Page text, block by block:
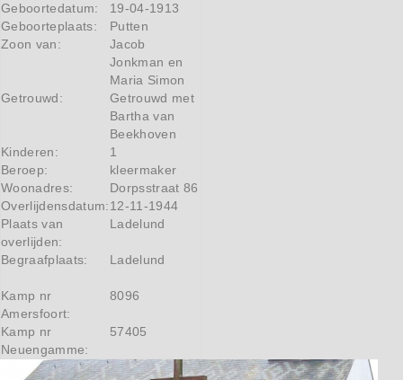
Geboortedatum:
19-04-1913
Geboorteplaats:
Putten
Zoon van:
Jacob
Jonkman en
Maria Simon
Getrouwd:
Getrouwd met
Bartha van
Beekhoven
Kinderen:
1
Beroep:
kleermaker
Woonadres:
Dorpsstraat 86
Overlijdensdatum:12-11-1944
Plaats van
overlijden:
Ladelund
Begraafplaats: Ladelund
Kamp nr
Amersfoort:
8096
Kamp nr
Neuengamme:
57405